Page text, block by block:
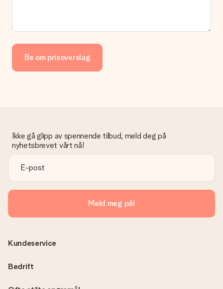
Be om prisoverslag
Ikke gå glipp av spennende tilbud, meld deg på
nyhetsbrevet vårt nå!
Meld meg på!
Kundeservice
Bedrift